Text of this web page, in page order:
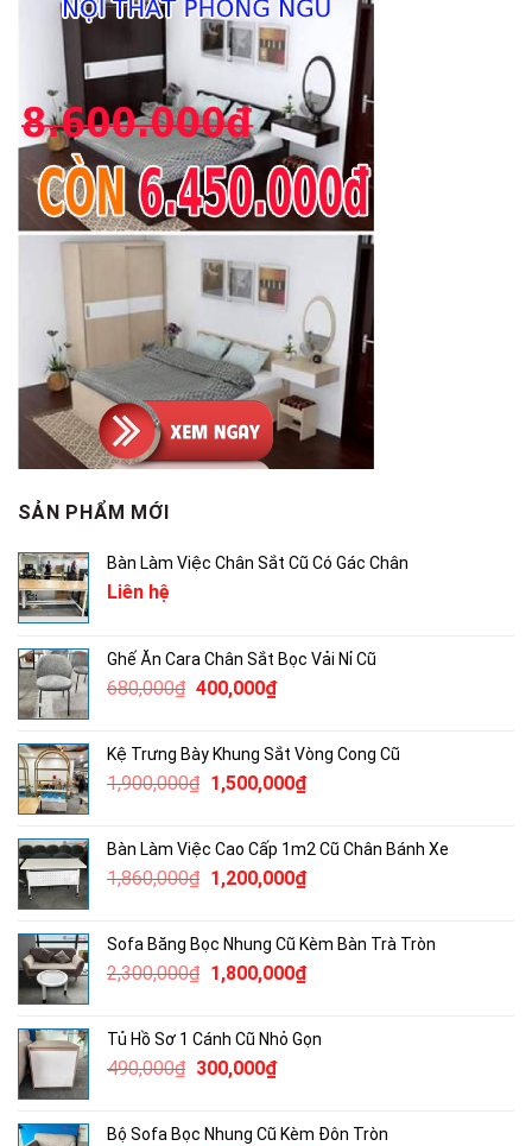
SẢN PHẨM MỚI
Bàn Làm Việc Chân Sắt Cũ Có Gác Chân
Liên hệ
Ghế Ăn Cara Chân Sắt Bọc Vải Nỉ Cũ
680,000₫ Giá
680,000₫.
400,000₫Giá
là:
400,000₫.
Kệ Trưng Bày Khung Sắt Vòng Cong Cũ
1,900,000₫ Giá
1,900,000₫.
1,500,000₫Giá
là:
1,500,000₫.
Bàn Làm Việc Cao Cấp 1m2 Cũ Chân Bánh Xe
1,860,000₫ Giá
1,860,000₫.
1,200,000₫Giá
là:
1,200,000₫.
Sofa Băng Bọc Nhung Cũ Kèm Bàn Trà Tròn
2,300,000₫ Giá
2,300,000₫.
1,800,000₫Giá
là:
Tủ Hồ Sơ 1 Cánh Cũ Nhỏ Gọn
490,000₫ Giá
490,000₫.
300,000₫Giá
là:
Bộ Sofa Bọc Nhung Cũ Kèm Đôn Tròn